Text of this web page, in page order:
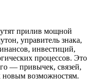
прилив мощной
управитель знака,
инвестиций,
процессов. Это
— привычек, связей,
возможностям.